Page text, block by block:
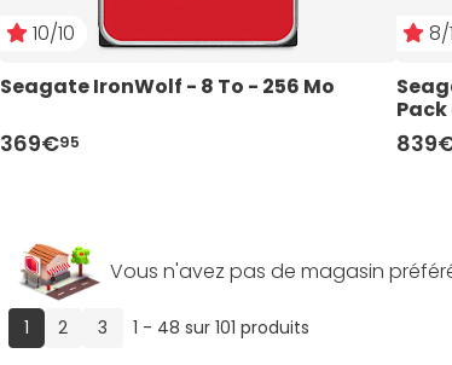
10/10
Seagate IronWolf - 8 To - 256 Mo
369€95
8/
Pack
Vous n'avez pas de magasin
1(current)
2 3 1 - 48 sur 101 produits